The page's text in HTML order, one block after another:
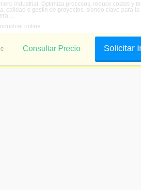
Industrial. Optimiza procesos, reduce costos y
calidad o gestin de proyectos, siendo clave para
...
online
Solicitar
Consultar Precio